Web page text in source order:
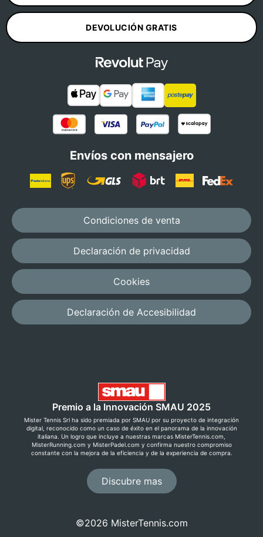
DEVOLUCIÓN GRATIS
Envíos con mensajero
Condiciones de venta
Declaración de privacidad
Cookies
Declaración de Accesibilidad
Premio a la Innovación SMAU 2025
Mister Tennis Srl ha sido premiada por SMAU por su proyecto de integración
digital, reconocido como un caso de éxito en el panorama de la innovación
italiana. Un logro que incluye a nuestras marcas MisterTennis.com,
MisterRunning.com y MisterPadel.com y confirma nuestro compromiso
constante con la mejora de la eficiencia y de la experiencia de compra.
Discubre mas
©2026 MisterTennis.com